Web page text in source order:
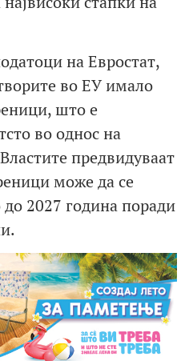
на Евростат,
во ЕУ имало
што е
во однос на
предвидуваат
може да се
2027 година поради